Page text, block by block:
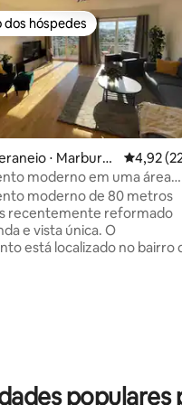
de 5, 419 avaliações
dos hóspedes
dos hóspedes
⋅ Marburg
4,92 de
4,92
moderno em uma área
cidade
moderno de 80 metros
recentemente reformado
e vista única. O
está localizado no bairro
Possui um quarto, um